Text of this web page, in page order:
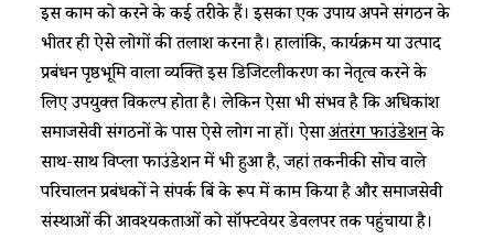
इस काम को करने के कई तरीके हैं। इसका एक उपाय अपने संगठन के
भीतर ही ऐसे लोगों की तलाश करना है। हालांकि, कार्यक्रम या उत्पाद
प्रबंधन पृष्ठभूमि वाला व्यक्ति इस डिजिटलीकरण का नेतृत्व करने के
लिए उपयुक्त विकल्प होता है। लेकिन ऐसा भी संभव है कि अधिकांश
समाजसेवी संगठनों के पास ऐसे लोग ना हों। ऐसाअंतरंग फाउंडेशनके
साथ-साथ विप्ला फाउंडेशन में भी हुआ है, जहां तकनीकी सोच वाले
परिचालन प्रबंधकों ने संपर्क बिंदु के रूप में काम किया है और समाजसेवी
संस्थाओं की आवश्यकताओं को सॉफ्टवेयर डेवलपर तक पहुंचाया है।